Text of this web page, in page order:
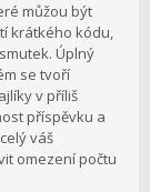
můžou být
krátkého kódu,
Úplný
se tvoří
v příliš
příspěvku a
váš
omezení počtu